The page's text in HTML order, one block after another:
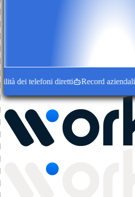
dei telefoni diretti Record aziendali